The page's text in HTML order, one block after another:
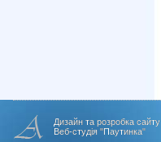
Дизайн та розробка сайту
Веб-студія "Паутинка"